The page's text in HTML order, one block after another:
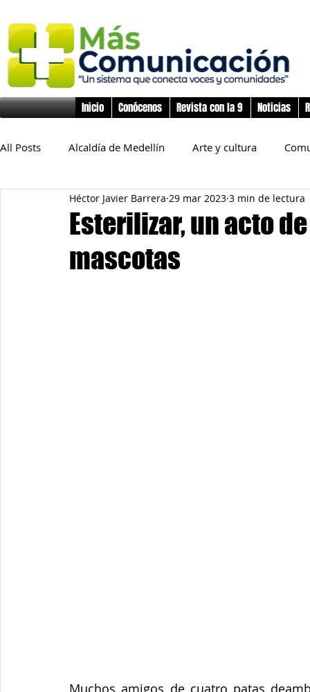
Inicio Conócenos Revista con la 9 Noticias
All Posts Alcaldía de Medellín Arte y cultura
Educación Derechos Humanos Deporte
Inclusión Social Infancia y preadolescencia
Esterilizar, un acto
mascotas
Héctor Javier Barrera 29 mar 2023 3 min de lectura
Muchos amigos de cuatro patas